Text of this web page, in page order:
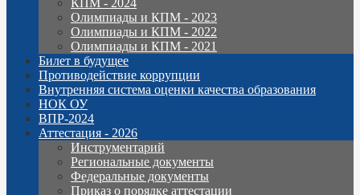
КПМ - 2024
Олимпиады и КПМ - 2023
Олимпиады и КПМ - 2022
Олимпиады и КПМ - 2021
Билет в будущее
Противодействие коррупции
Внутренняя система оценки качества образования
НОК ОУ
ВПР-2024
Аттестация - 2026
Инструментарий
Региональные документы
Федеральные документы
Приказ о порядке аттестации